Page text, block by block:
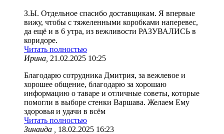
З.Ы. Отдельное спасибо доставщикам. Я впервые
вижу, чтобы с тяжеленными коробками наперевес,
да ещё и в 6 утра, из вежливости РАЗУВАЛИСЬ в
коридоре.
Читать полностью
Ирина, 21.02.2025 10:25
Благодарю сотрудника Дмитрия, за вежлевое и
хорошее общение, благодарю за хорошаю
информацию о таваре и отличные советы, которые
помогли в выборе стенки Варшава. Желаем Ему
здоровья и удачи в всём
Читать полностью
Зинаида ,
18.02.2025 16:23